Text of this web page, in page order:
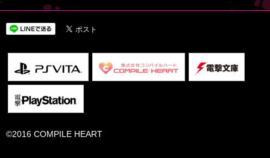
©2016 COMPILE HEART